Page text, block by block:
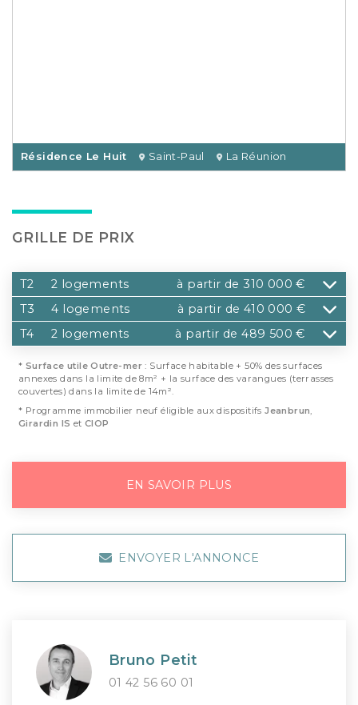
Résidence Le Huit Saint-Paul La Réunion
GRILLE DE PRIX
T2 2 logements
à partir de 310 000 €
T3
4 logements
à partir de 410 000 €
T4
2 logements à partir de 489 500 €
* Surface utile Outre-mer : Surface habitable + 50% des surfaces
annexes dans la limite de 8m² + la surface des varangues (terrasses
couvertes) dans la limite de 14m².
* Programme immobilier neuf éligible aux dispositifsJeanbrun,
Girardin IS etCIOP
EN SAVOIR PLUS
ENVOYER L'ANNONCE
Bruno Petit
01 42 56 60 01